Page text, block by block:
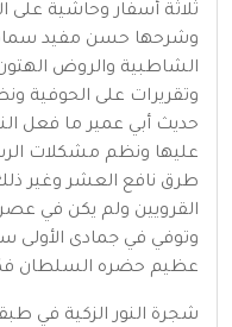
ثلاثة أسفار وحاشية على
وشرحها حسن مفيد سماه
الشاطبية والروض
وتقريرات على الحوفية
حديث أبي عمير ما فعل
عليها ونظم مشكلات
طرق نافع العشر وغير
عظيم حضره السلطان
شجرة النور الزكية في